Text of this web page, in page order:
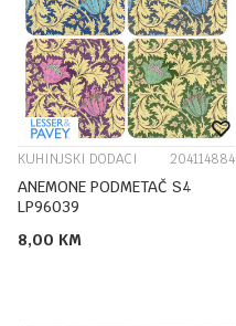
KUHINJSKI DODACI 204114884
ANEMONE PODMETAČ S4
LP96039
8,00 KM